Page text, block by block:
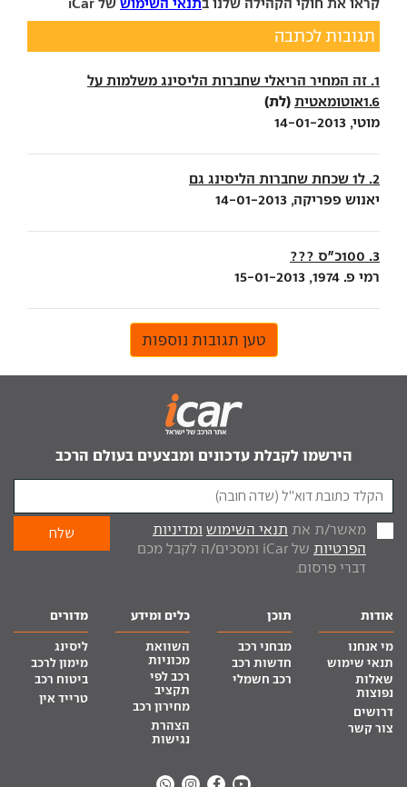
קראו את חוקי הקהילה שלנו בתנאי השימוש של iCar
תגובות לכתבה
1. זה המחיר הריאלי שחברות הליסינג משלמות על
1.6אוטומאטית
(לת)
מוטי, 14-01-2013
2. ל1 שכחת שחברות הליסינג גם
יאנוש פפריקה, 14-01-2013
3. 100כ"ס ???
רמי פ. 1974, 15-01-2013
טען תגובות נוספות
הירשמו לקבלת עדכונים ומבצעים בעולם הרכב
מאשר/ת את תנאי השימוש ומדיניות
הפרטיות
של iCar ומסכים/ה לקבל מכם
דברי פרסום.
אודות
מי אנחנו
תנאי שימוש
שאלות
נפוצות
דרושים
צור קשר
תוכן
מבחני רכב
חדשות רכב
רכב חשמלי
כלים ומידע
השוואת
מכוניות
רכב לפי
תקציב
מחירון רכב
הצהרת
נגישות
מדורים
ליסינג
מימון לרכב
ביטוח רכב
טרייד אין